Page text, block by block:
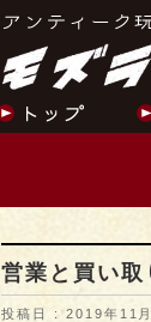
営業と買い取
投稿日 : 2019年11